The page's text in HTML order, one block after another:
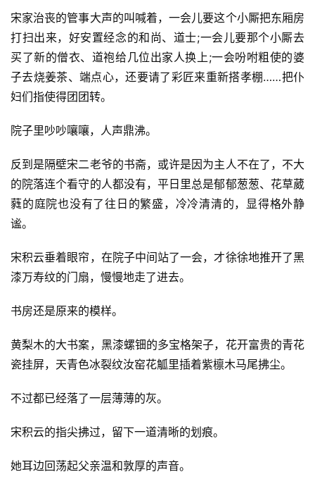
宋家治丧的管事大声的叫喊着，一会儿要这个小厮把东厢房
打扫出来，好安置经念的和尚、道士;一会儿要那个小厮去
买了新的僧衣、道袍给几位出家人换上;一会吩咐粗使的婆
子去烧姜茶、端点心，还要请了彩匠来重新搭孝棚……把仆
妇们指使得团团转。
院子里吵吵嚷嚷，人声鼎沸。
反到是隔壁宋二老爷的书斋，或许是因为主人不在了，不大
的院落连个看守的人都没有，平日里总是郁郁葱葱、花草葳
蕤的庭院也没有了往日的繁盛，冷冷清清的，显得格外静
谧。
宋积云垂着眼帘，在院子中间站了一会，才徐徐地推开了黑
漆万寿纹的门扇，慢慢地走了进去。
书房还是原来的模样。
黄梨木的大书案，黑漆螺钿的多宝格架子，花开富贵的青花
瓷挂屏，天青色冰裂纹汝窑花觚里插着紫檩木马尾拂尘。
不过都已经落了一层薄薄的灰。
宋积云的指尖拂过，留下一道清晰的划痕。
她耳边回荡起父亲温和敦厚的声音。